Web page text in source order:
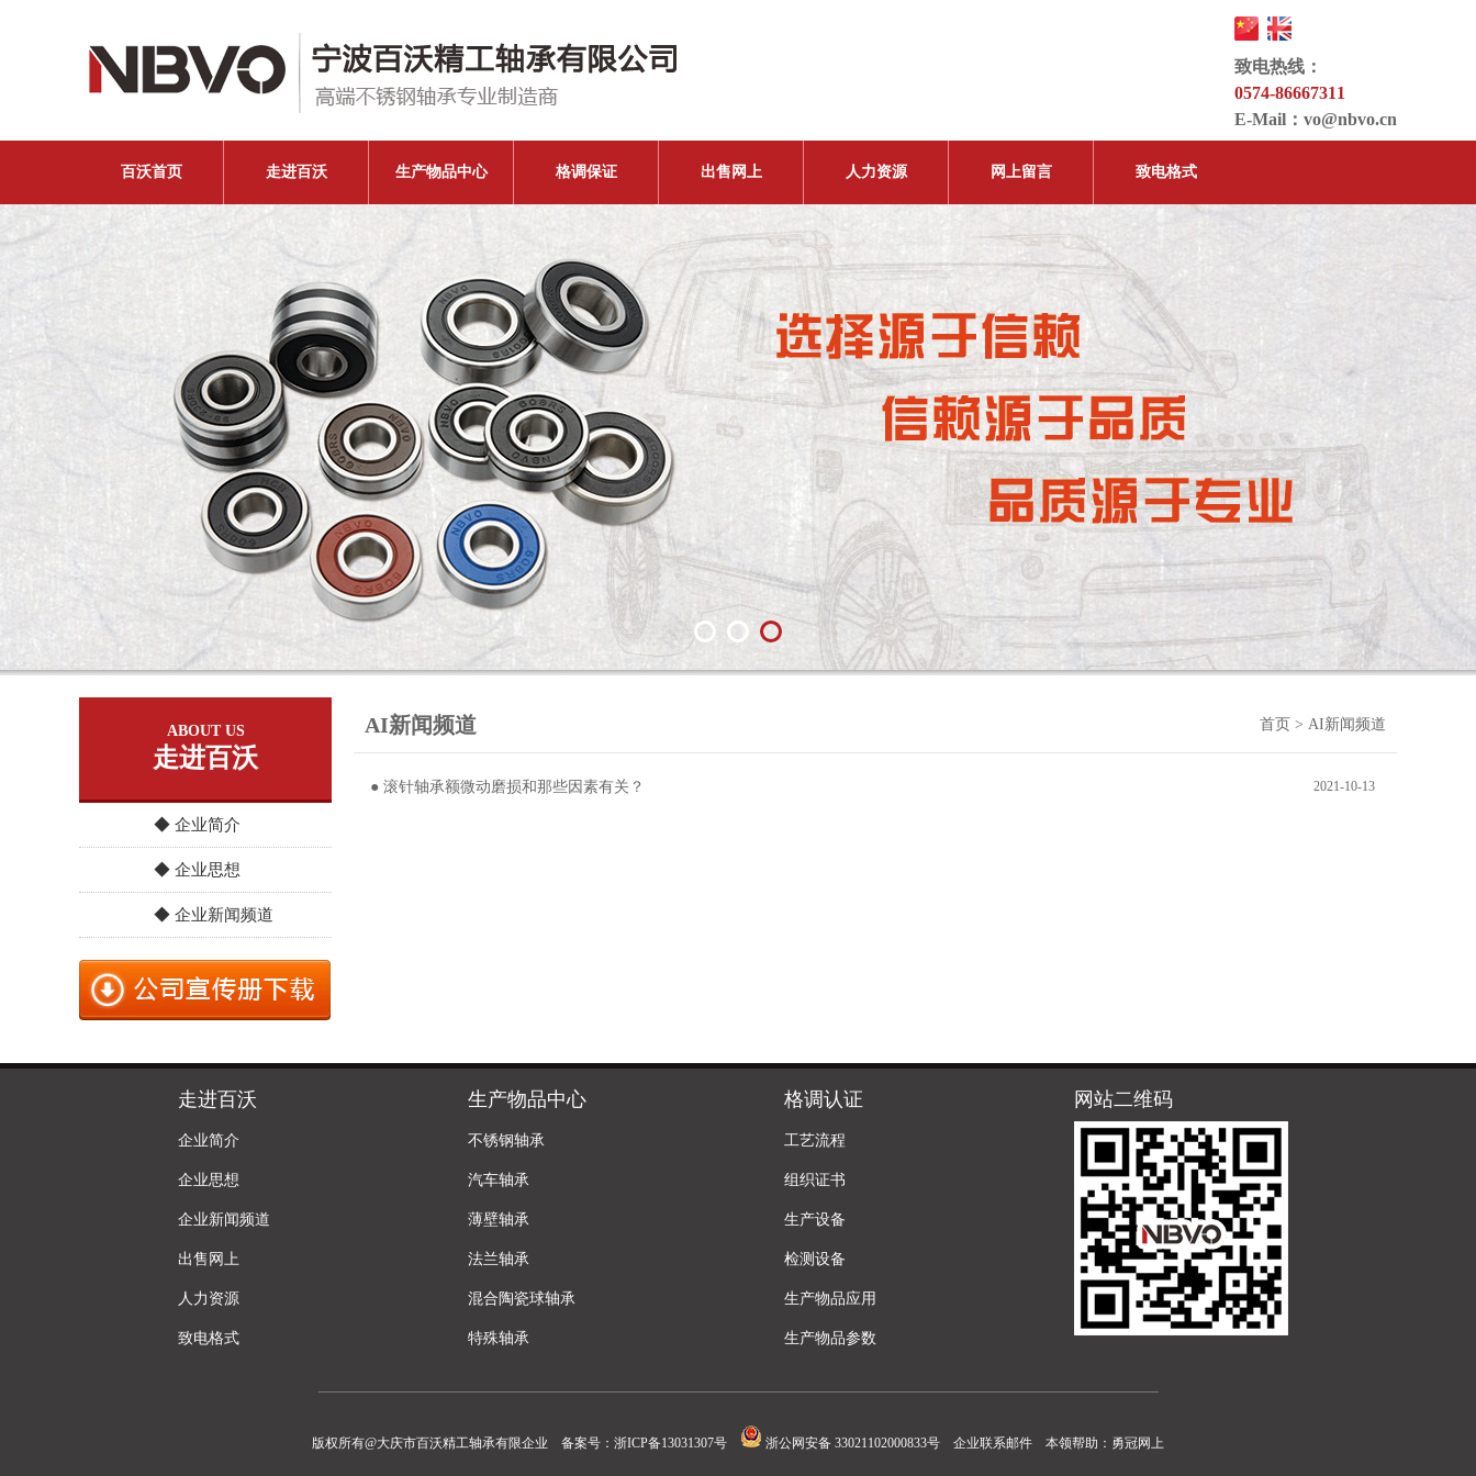
致电热线：
0574-86667311
E-Mail： vo@nbvo.cn
百沃首页 走进百沃 生产物品中心 格调保证 出售网上 人力资源 网上留言 致电格式
ABOUT US
走进百沃
◆ 企业简介
◆ 企业思想
◆ 企业新闻频道
AI新闻频道 首页 > AI新闻频道
● 滚针轴承额微动磨损和那些因素有关？ 2021-10-13
走进百沃
企业简介
企业思想
企业新闻频道
出售网上
人力资源
致电格式
生产物品中心
不锈钢轴承
汽车轴承
薄壁轴承
法兰轴承
混合陶瓷球轴承
特殊轴承
格调认证
工艺流程
组织证书
生产设备
检测设备
生产物品应用
生产物品参数
网站二维码
版权所有@大庆市百沃精工轴承有限企业 备案号： 浙ICP备13031307号 浙公网安备 33021102000833号 企业联系邮件 本领帮助： 勇冠网上